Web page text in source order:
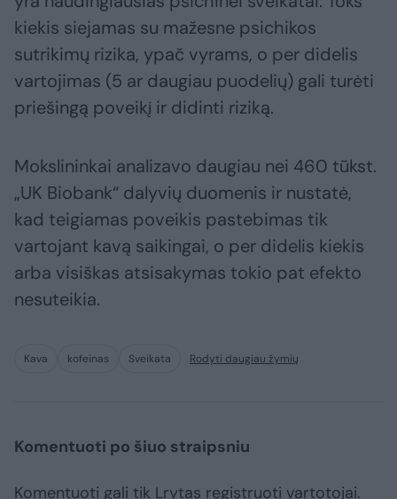
kiekis siejamas su mažesne psichikos
sutrikimų rizika, ypač vyrams, o per didelis
vartojimas (5 ar daugiau puodelių) gali turėti
priešingą poveikį ir didinti riziką.
Mokslininkai analizavo daugiau nei 460 tūkst.
„UK Biobank“ dalyvių duomenis ir nustatė,
kad teigiamas poveikis pastebimas tik
vartojant kavą saikingai, o per didelis kiekis
arba visiškas atsisakymas tokio pat efekto
nesuteikia.
Kava kofeinas Sveikata Rodyti daugiau žymių
Komentuoti po šiuo straipsniu
Komentuoti gali tik Lrytas registruoti vartotojai.